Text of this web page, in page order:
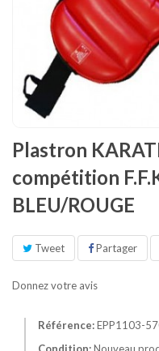
Tatamis
Décoration
Voir plus
Plastron
compétition
BLEU/ROUGE
Tweet Partager
Donnez votre avis
Référence:EPP1103-